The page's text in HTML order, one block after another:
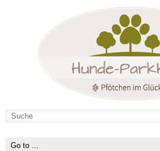
Hunde-Parkhotel
Hunde-Parkhotel